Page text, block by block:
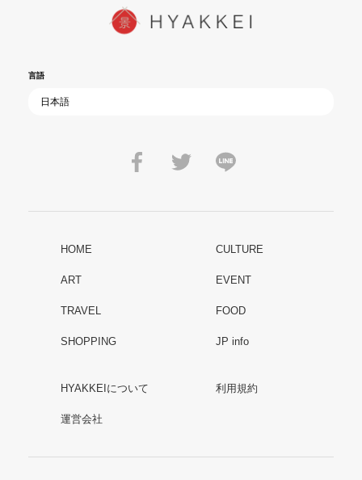
言語
HOME CULTURE
ART EVENT
TRAVEL FOOD
SHOPPING JP info
HYAKKEIについて 利用規約
運営会社